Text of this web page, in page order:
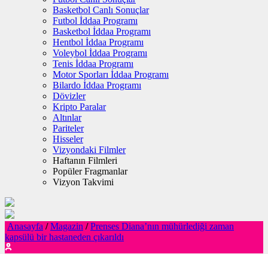
Basketbol Canlı Sonuçlar
Futbol İddaa Programı
Basketbol İddaa Programı
Hentbol İddaa Programı
Voleybol İddaa Programı
Tenis İddaa Programı
Motor Sporları İddaa Programı
Bilardo İddaa Programı
Dövizler
Kripto Paralar
Altınlar
Pariteler
Hisseler
Vizyondaki Filmler
Haftanın Filmleri
Popüler Fragmanlar
Vizyon Takvimi
Anasayfa / Magazin / Prenses Diana’nın mühürlediği zaman
kapsülü bir hastaneden çıkarıldı